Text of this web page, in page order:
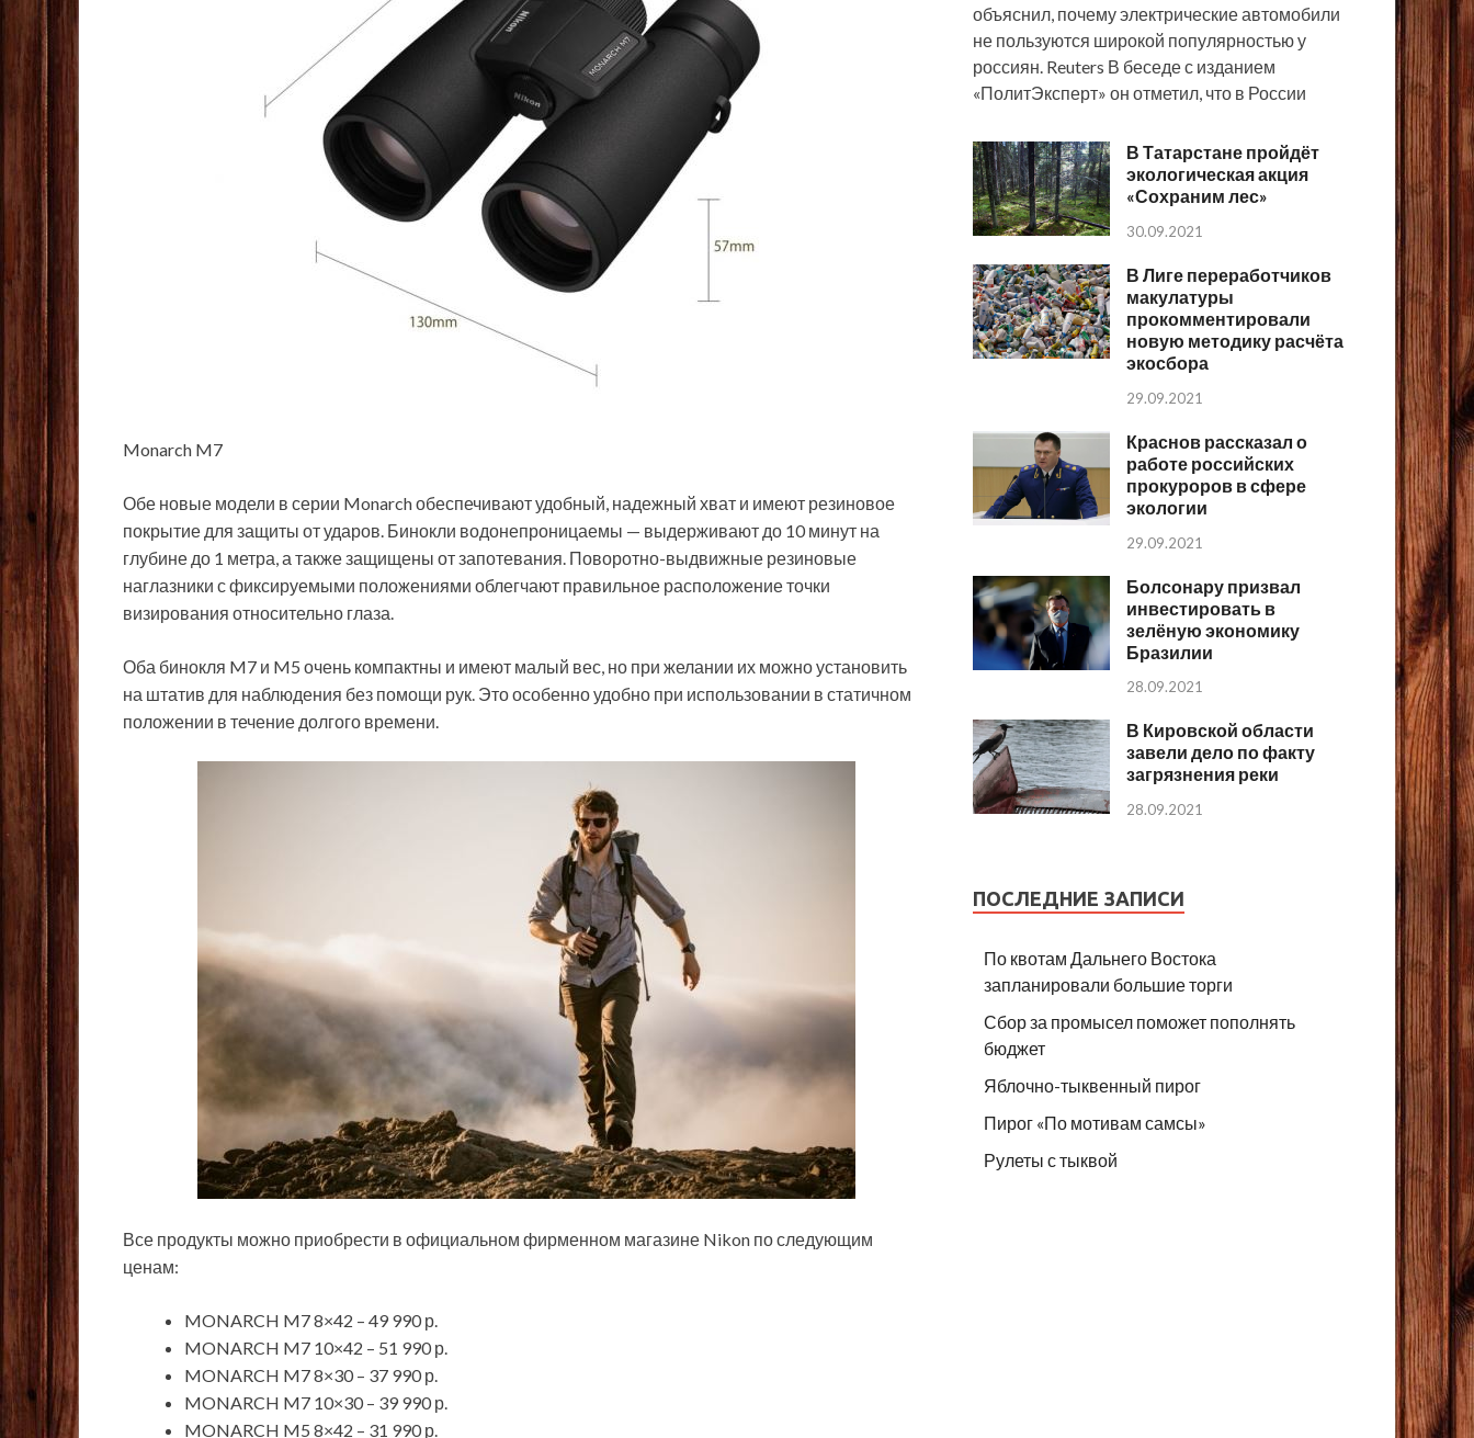
Monarch M7
Обе новые модели в серии Monarch обеспечивают удобный, надежный хват и имеют резиновое
покрытие для защиты от ударов. Бинокли водонепроницаемы — выдерживают до 10 минут на
глубине до 1 метра, а также защищены от запотевания. Поворотно-выдвижные резиновые
наглазники с фиксируемыми положениями облегчают правильное расположение точки
визирования относительно глаза.
Оба бинокля M7 и M5 очень компактны и имеют малый вес, но при желании их можно установить
на штатив для наблюдения без помощи рук. Это особенно удобно при использовании в статичном
положении в течение долгого времени.
Все продукты можно приобрести в официальном фирменном магазине Nikon по следующим
ценам:
MONARCH M7 8×42 – 49 990 р.
MONARCH M7 10×42 – 51 990 р.
MONARCH M7 8×30 – 37 990 р.
MONARCH M7 10×30 – 39 990 р.
MONARCH M5 8×42 – 31 990 р.
объяснил, почему электрические автомобили
не пользуются широкой популярностью у
россиян. Reuters В беседе с изданием
«ПолитЭксперт» он отметил, что в России
В Татарстане пройдёт
экологическая акция
«Сохраним лес»
30.09.2021
В Лиге переработчиков
макулатуры
прокомментировали
новую методику расчёта
экосбора
29.09.2021
Краснов рассказал о
работе российских
прокуроров в сфере
экологии
29.09.2021
Болсонару призвал
инвестировать в
зелёную экономику
Бразилии
28.09.2021
В Кировской области
завели дело по факту
загрязнения реки
28.09.2021
ПОСЛЕДНИЕ ЗАПИСИ
По квотам Дальнего Востока
запланировали большие торги
Сбор за промысел поможет пополнять
бюджет
Яблочно-тыквенный пирог
Пирог «По мотивам самсы»
Рулеты с тыквой